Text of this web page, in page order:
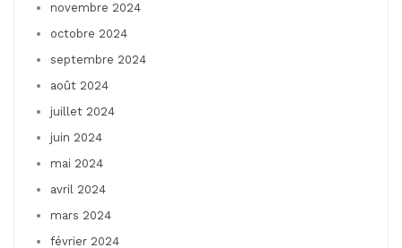
novembre 2024
octobre 2024
septembre 2024
août 2024
juillet 2024
juin 2024
mai 2024
avril 2024
mars 2024
février 2024